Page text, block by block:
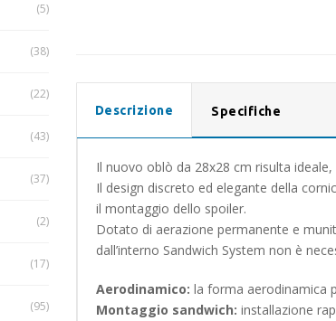
(5)
(38)
(22)
(43)
(37)
(2)
(17)
(95)
Descrizione Specifiche
Il nuovo oblò da 28x28 cm risulta
Il design discreto ed elegante della
il montaggio dello spoiler.
Dotato di aerazione permanente e
dall’interno Sandwich System non è
Aerodinamico: la forma aerodinamica
Montaggio sandwich: installazione